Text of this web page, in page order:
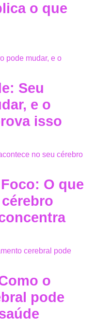
o que
Seu
e o
isso
O que
o
pode